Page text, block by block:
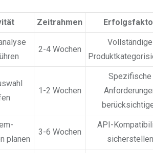
Zeitrahmen
2-4 Wochen
Vollständige
1-2 Wochen
Spezifische
planen
3-6 Wochen
API-
sicherstellen